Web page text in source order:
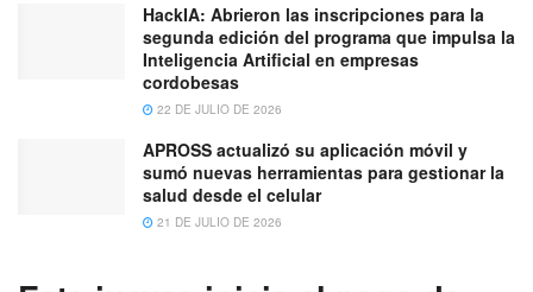
HackIA: Abrieron las inscripciones para la
segunda edición del programa que impulsa la
Inteligencia Artificial en empresas
cordobesas
22 DE JULIO DE 2026
APROSS actualizó su aplicación móvil y
sumó nuevas herramientas para gestionar la
salud desde el celular
21 DE JULIO DE 2026